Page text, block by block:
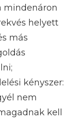
mindenáron
helyett
más
kényszer:
nem
kell